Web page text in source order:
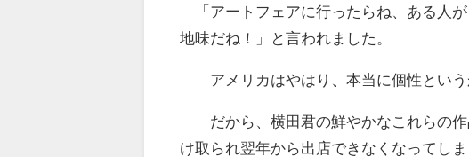
「アートフェアに行ったらね、ある人
地味だね！」と言われました。
アメリカはやはり、本当に個性という
だから、横田君の鮮やかなこれらの作
け取られ翌年から出店できなくなってしま